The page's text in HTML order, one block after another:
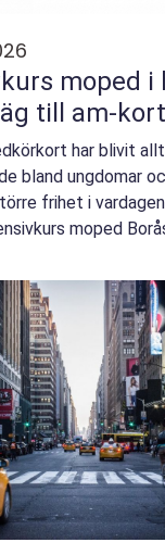
moped i
till am-kort
har blivit
bland ungdomar
frihet i
moped
några täta helger.